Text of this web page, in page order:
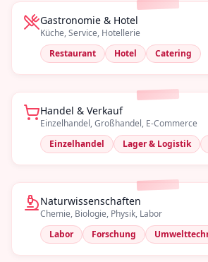
Gastronomie & Hotel
Küche, Service, Hotellerie
Restaurant
Hotel Catering
Handel & Verkauf
Einzelhandel, Großhandel, E-Commerce
Einzelhandel
Lager & Logistik
Naturwissenschaften
Chemie, Biologie, Physik, Labor
Labor
Forschung